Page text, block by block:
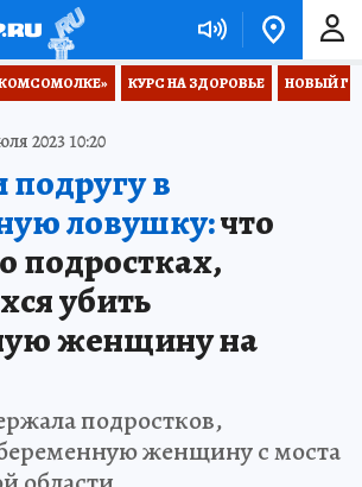
КУРС НА ЗДОРОВЬЕ НОВЫЙ
2023 10:20
в
ловушку:что
подростках,
убить
женщину на
подростков,
женщину с моста